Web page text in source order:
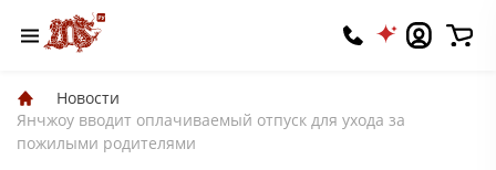
Новости
Янчжоу вводит оплачиваемый отпуск для ухода за
пожилыми родителями